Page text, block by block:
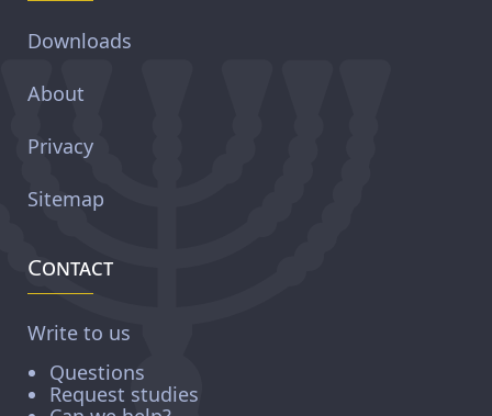
Downloads
About
Privacy
Sitemap
Contact
Write to us
Questions
Request studies